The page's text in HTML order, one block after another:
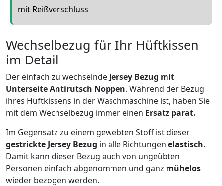
mit Reißverschluss
Wechselbezug für Ihr Hüftkissen
im Detail
Der einfach zu wechselnde Jersey Bezug mit
Unterseite Antirutsch Noppen. Während der Bezug
ihres Hüftkissens in der Waschmaschine ist, haben Sie
mit dem Wechselbezug immer einen Ersatz parat.
Im Gegensatz zu einem gewebten Stoff ist dieser
gestrickte Jersey Bezug in alle Richtungen elastisch.
Damit kann dieser Bezug auch von ungeübten
Personen einfach abgenommen und ganz mühelos
wieder bezogen werden.